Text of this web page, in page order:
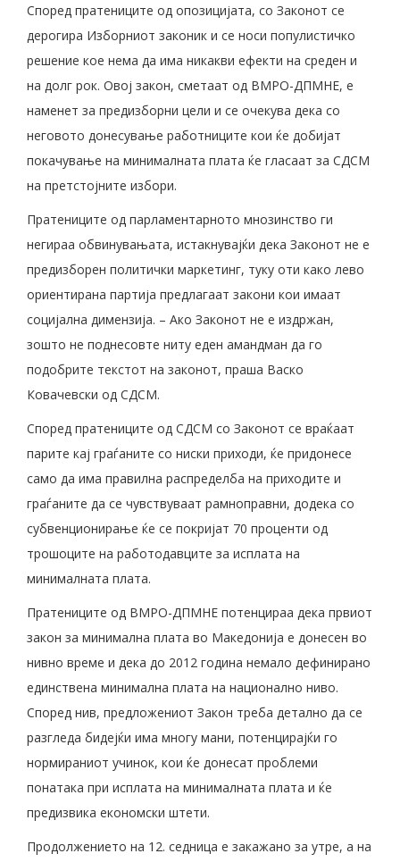
Според пратениците од опозицијата, со Законот се
дерогира Изборниот законик и се носи популистичко
решение кое нема да има никакви ефекти на среден и
на долг рок. Овој закон, сметаат од ВМРО-ДПМНЕ, е
наменет за предизборни цели и се очекува дека со
неговото донесување работниците кои ќе добијат
покачување на минималната плата ќе гласаат за СДСМ
на претстојните избори.
Пратениците од парламентарното мнозинство ги
негираа обвинувањата, истакнувајќи дека Законот не е
предизборен политички маркетинг, туку оти како лево
ориентирана партија предлагаат закони кои имаат
социјална димензија. – Ако Законот не е издржан,
зошто не поднесовте ниту еден амандман да го
подобрите текстот на законот, праша Васко
Ковачевски од СДСМ.
Според пратениците од СДСМ со Законот се враќаат
парите кај граѓаните со ниски приходи, ќе придонесе
само да има правилна распределба на приходите и
граѓаните да се чувствуваат рамноправни, додека со
субвенционирање ќе се покријат 70 проценти од
трошоците на работодавците за исплата на
минималната плата.
Пратениците од ВМРО-ДПМНЕ потенцираа дека првиот
закон за минимална плата во Македонија е донесен во
нивно време и дека до 2012 година немало дефинирано
единствена минимална плата на национално ниво.
Според нив, предложениот Закон треба детално да се
разгледа бидејќи има многу мани, потенцирајќи го
нормираниот учинок, кои ќе донесат проблеми
понатака при исплата на минималната плата и ќе
предизвика економски штети.
Продолжението на 12. седница е закажано за утре, а на